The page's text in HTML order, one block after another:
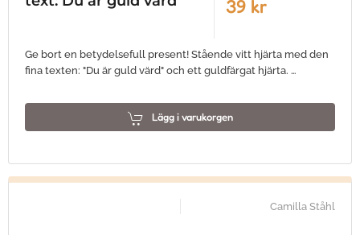
39 kr
Ge bort en betydelsefull present! Stående vitt hjärta med den
fina texten: "Du är guld värd" och ett guldfärgat hjärta. …
Lägg i varukorgen
Camilla Ståhl